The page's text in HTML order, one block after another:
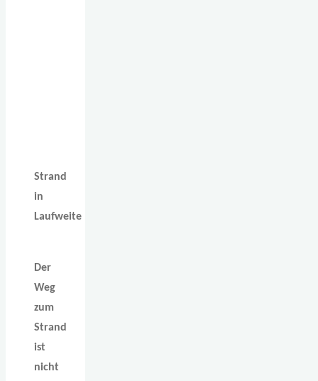
Strand
in
Laufweite
Der
Weg
zum
Strand
ist
nicht